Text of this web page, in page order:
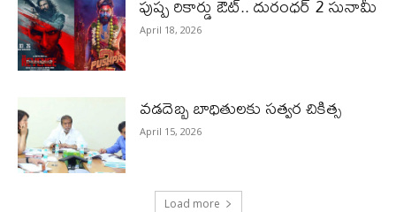
April 18, 2026
వడదెబ్బ బాధితులకు సత్వర చికిత్స
April 15, 2026
Load more